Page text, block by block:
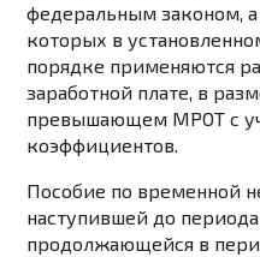
федеральным законом, а
которых в
порядке применяются
заработной плате, в
превышающем МРОТ с
коэффициентов.
Пособие по временной
наступившей до
продолжающейся в